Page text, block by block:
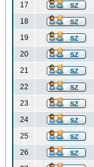
17
18
19
20
21
22
23
24
25
26